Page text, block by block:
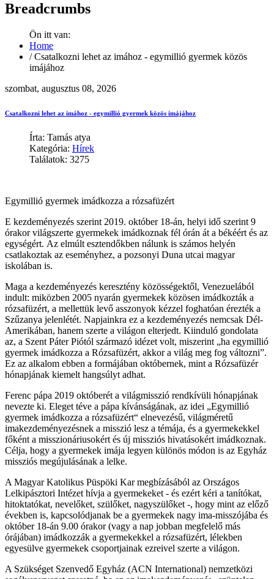
Breadcrumbs
Ön itt van:
Home
/ Csatalkozni lehet az imához - egymillió gyermek közös
imájához
szombat, augusztus 08, 2026
Csatalkozni lehet az imához - egymillió gyermek közös imájához
Írta: Tamás atya
Kategória: Hírek
Találatok: 3275
Egymillió gyermek imádkozza a rózsafüzért
E kezdeményezés szerint 2019. október 18-án, helyi idő szerint 9
órakor világszerte gyermekek imádkoznak fél órán át a békéért és az
egységért. Az elmúlt esztendőkben nálunk is számos helyén
csatlakoztak az eseményhez, a pozsonyi Duna utcai magyar
iskolában is.
Maga a kezdeményezés keresztény közösségektől, Venezuelából
indult: miközben 2005 nyarán gyermekek közösen imádkozták a
rózsafüzért, a mellettük levő asszonyok kézzel foghatóan érezték a
Szűzanya jelenlétét. Napjainkra ez a kezdeményezés nemcsak Dél-
Amerikában, hanem szerte a világon elterjedt. Kiinduló gondolata
az, a Szent Páter Piótól származó idézet volt, miszerint „ha egymillió
gyermek imádkozza a Rózsafüzért, akkor a világ meg fog változni”.
Ez az alkalom ebben a formájában októbernek, mint a Rózsafüzér
hónapjának kiemelt hangsúlyt adhat.
Ferenc pápa 2019 októberét a világmisszió rendkívüli hónapjának
nevezte ki. Eleget téve a pápa kívánságának, az idei „Egymillió
gyermek imádkozza a rózsafüzért“ elnevezésű, világméretű
imakezdeményezésnek a misszió lesz a témája, és a gyermekekkel
főként a misszionáriusokért és új missziós hivatásokért imádkoznak.
Célja, hogy a gyermekek imája legyen különös módon is az Egyház
missziós megújulásának a lelke.
A Magyar Katolikus Püspöki Kar megbízásából az Országos
Lelkipásztori Intézet hívja a gyermekeket - és ezért kéri a tanítókat,
hitoktatókat, nevelőket, szülőket, nagyszülőket -, hogy mint az előző
években is, kapcsolódjanak be a gyermekek nagy ima-misszójába és
október 18-án 9.00 órakor (vagy a nap jobban megfelelő más
órájában) imádkozzák a gyermekekkel a rózsafüzért, lélekben
egyesülve gyermekek csoportjainak ezreivel szerte a világon.
A Szükséget Szenvedő Egyház (ACN International) nemzetközi